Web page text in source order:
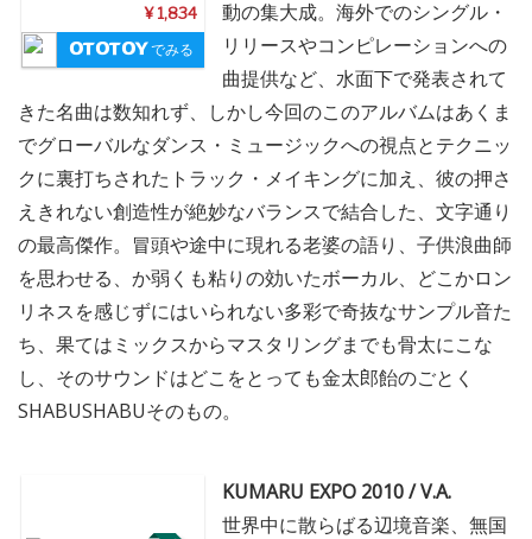
¥ 1,834
でみる
動の集大成。海外でのシングル・
リリースやコンピレーションへの
曲提供など、水面下で発表されて
きた名曲は数知れず、しかし今回のこのアルバムはあくま
でグローバルなダンス・ミュージックへの視点とテクニッ
クに裏打ちされたトラック・メイキングに加え、彼の押さ
えきれない創造性が絶妙なバランスで結合した、文字通り
の最高傑作。冒頭や途中に現れる老婆の語り、子供浪曲師
を思わせる、か弱くも粘りの効いたボーカル、どこかロン
リネスを感じずにはいられない多彩で奇抜なサンプル音た
ち、果てはミックスからマスタリングまでも骨太にこな
し、そのサウンドはどこをとっても金太郎飴のごとく
SHABUSHABUそのもの。
KUMARU EXPO 2010 / V.A.
世界中に散らばる辺境音楽、無国